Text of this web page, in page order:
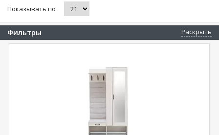
Показывать по
Фильтры Раскрыть